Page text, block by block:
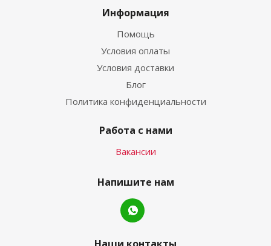
Информация
Помощь
Условия оплаты
Условия доставки
Блог
Политика конфиденциальности
Работа с нами
Вакансии
Напишите нам